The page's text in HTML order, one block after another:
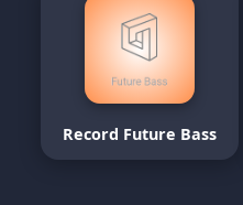
Record Future Bass